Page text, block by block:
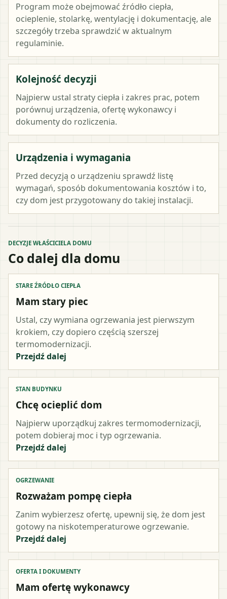
Program może obejmować źródło ciepła,
ocieplenie, stolarkę, wentylację i dokumentację, ale
szczegóły trzeba sprawdzić w aktualnym
regulaminie.
Kolejność decyzji
Najpierw ustal straty ciepła i zakres prac, potem
porównuj urządzenia, ofertę wykonawcy i
dokumenty do rozliczenia.
Urządzenia i wymagania
Przed decyzją o urządzeniu sprawdź listę
wymagań, sposób dokumentowania kosztów i to,
czy dom jest przygotowany do takiej instalacji.
DECYZJE WŁAŚCICIELA DOMU
Co dalej dla domu
STARE ŹRÓDŁO CIEPŁA
Mam stary piec
Ustal, czy wymiana ogrzewania jest pierwszym
krokiem, czy dopiero częścią szerszej
termomodernizacji.
Przejdź dalej
STAN BUDYNKU
Chcę ocieplić dom
Najpierw uporządkuj zakres termomodernizacji,
potem dobieraj moc i typ ogrzewania.
Przejdź dalej
OGRZEWANIE
Rozważam pompę ciepła
Zanim wybierzesz ofertę, upewnij się, że dom jest
gotowy na niskotemperaturowe ogrzewanie.
Przejdź dalej
OFERTA I DOKUMENTY
Mam ofertę wykonawcy